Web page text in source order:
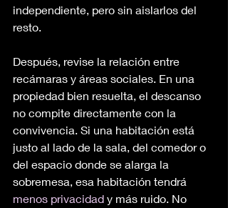
independiente, pero sin aislarlos del
resto.
Después, revise la relación entre
recámaras y áreas sociales. En una
propiedad bien resuelta, el descanso
no compite directamente con la
convivencia. Si una habitación está
justo al lado de la sala, del comedor o
del espacio donde se alarga la
sobremesa, esa habitación tendrá
menos privacidad y más ruido. No